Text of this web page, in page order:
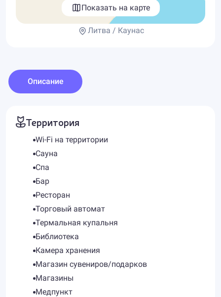
Показать на карте
Литва / Каунас
Описание
Территория
Wi-Fi на территории
Сауна
Спа
Бар
Ресторан
Торговый автомат
Термальная купальня
Библиотека
Камера хранения
Магазин сувениров/подарков
Магазины
Медпункт